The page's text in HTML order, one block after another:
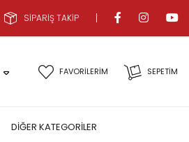
SİPARİŞ TAKİP
SEPETIM
FAVORİLERİM
DIĞER KATEGORILER